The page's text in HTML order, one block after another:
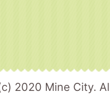
2020 Mine City.